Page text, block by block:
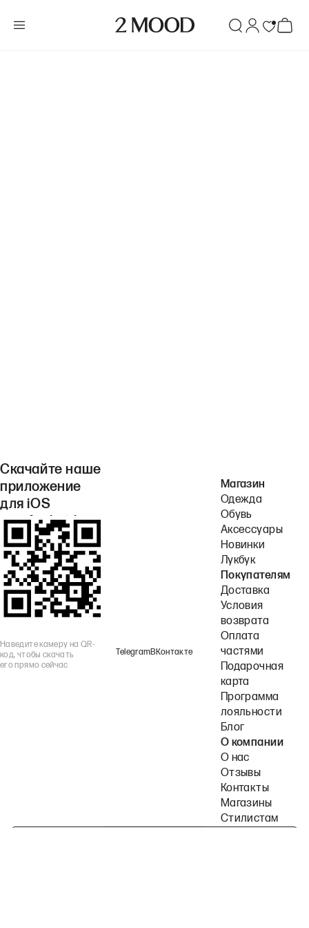
Скачайте наше
приложение
для iOS
или Android.
Наведите камеру на QR-
код, чтобы скачать
его прямо сейчас
TelegramВКонтакте
Магазин
Одежда
Обувь
Аксессуары
Новинки
Лукбук
Покупателям
Доставка
Условия
возврата
Оплата
частями
Подарочная
карта
Программа
лояльности
Блог
О компании
О нас
Отзывы
Контакты
Магазины
Стилистам